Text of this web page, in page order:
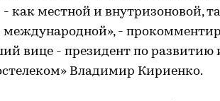
как местной и внутризоновой,
-
вице - президент по развитию
Владимир Кириенко.